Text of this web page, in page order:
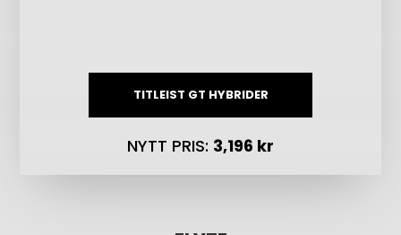
TITLEIST GT HYBRIDER
NYTT PRIS: 3,196 kr